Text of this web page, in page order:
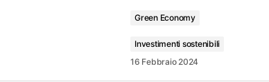
Green Economy
Investimenti sostenibili
16 Febbraio 2024